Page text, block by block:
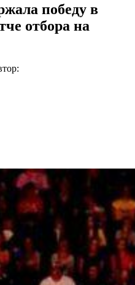
победу в
отбора на